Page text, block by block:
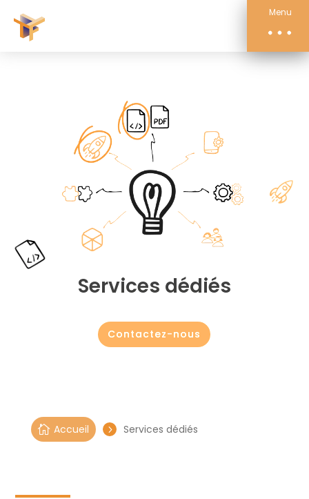
Menu
Services dédiés
Contactez-nous
 Accueil 5 Services dédiés